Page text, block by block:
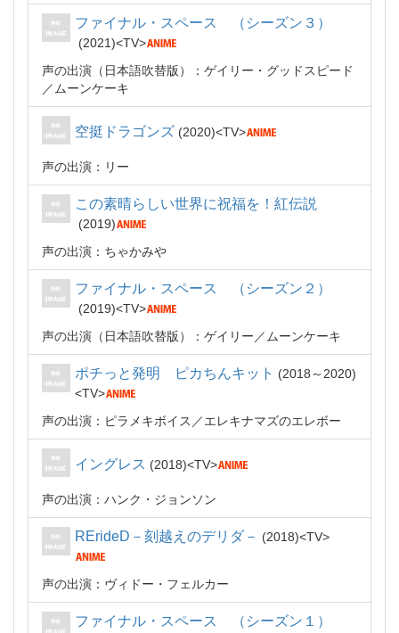
ファイナル・スペース （シーズン３）
2021
TV
声の出演（日本語吹替版）：ゲイリー・グッドスピード
／ムーンケーキ
空挺ドラゴンズ 2020 TV
声の出演：リー
この素晴らしい世界に祝福を！紅伝説
2019
声の出演：ちゃかみや
ファイナル・スペース （シーズン２）
2019
TV
声の出演（日本語吹替版）：ゲイリー／ムーンケーキ
ポチっと発明 ピカちんキット
2018～2020
TV
声の出演：ピラメキボイス／エレキナマズのエレボー
イングレス 2018 TV
声の出演：ハンク・ジョンソン
RErideD－刻越えのデリダ－ 2018 TV
声の出演：ヴィドー・フェルカー
ファイナル・スペース （シーズン１）